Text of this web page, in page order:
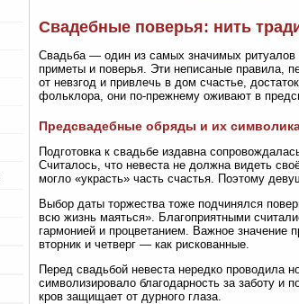
Свадебные поверья: нить
Свадьба — один из самых значимых ритуалов
приметы и поверья. Эти неписаные правила,
от невзгод и привлечь в дом счастье,
фольклора, они по-прежнему оживают в
Предсвадебные обряды и их
Подготовка к свадьбе издавна
Считалось, что невеста не должна видеть
могло «украсть» часть счастья. Поэтому
Выбор даты торжества тоже подчинялся
всю жизнь маяться». Благоприятными
гармонией и процветанием. Важное значение
вторник и четверг — как рискованные.
Перед свадьбой невеста нередко проводила
символизировало благодарность за заботу и
кров защищает от дурного глаза.